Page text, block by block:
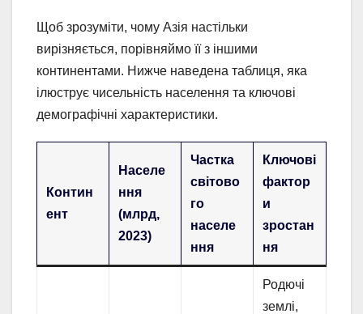
Щоб зрозуміти, чому Азія настільки
вирізняється, порівняймо її з іншими
континентами. Нижче наведена таблиця, яка
ілюструє чисельність населення та ключові
демографічні характеристики.
Контин
ент
Населе
ння
(млрд,
2023)
Частка
світово
го
населе
ння
Ключові
фактор
и
зростан
ня
Родючі
землі,